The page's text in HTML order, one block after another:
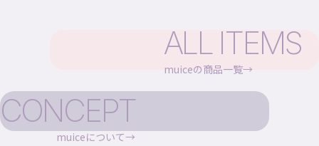
ALL ITEMS
muiceの商品一覧
CONCEPT
muiceについて